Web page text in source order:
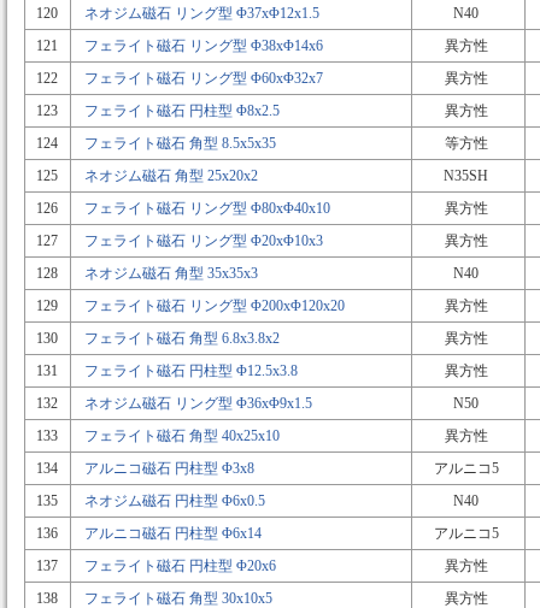
120
ネオジム磁石 リング型 Φ37xΦ12x1.5
N40
121
フェライト磁石 リング型 Φ38xΦ14x6
異方性
122
フェライト磁石 リング型 Φ60xΦ32x7
異方性
123
フェライト磁石 円柱型 Φ8x2.5
異方性
124
フェライト磁石 角型 8.5x5x35
等方性
125
ネオジム磁石 角型 25x20x2
N35SH
126
フェライト磁石 リング型 Φ80xΦ40x10
異方性
127
フェライト磁石 リング型 Φ20xΦ10x3
異方性
128
ネオジム磁石 角型 35x35x3
N40
129
フェライト磁石 リング型 Φ200xΦ120x20
異方性
130
フェライト磁石 角型 6.8x3.8x2
異方性
131
フェライト磁石 円柱型 Φ12.5x3.8
異方性
132
ネオジム磁石 リング型 Φ36xΦ9x1.5
N50
133
フェライト磁石 角型 40x25x10
異方性
134
アルニコ磁石 円柱型 Φ3x8
アルニコ5
135
ネオジム磁石 円柱型 Φ6x0.5
N40
136
アルニコ磁石 円柱型 Φ6x14
アルニコ5
137
フェライト磁石 円柱型 Φ20x6
異方性
138
フェライト磁石 角型 30x10x5
異方性